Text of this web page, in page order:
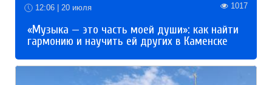
12:06 | 20 июля 1017
«Музыка — это часть моей души»: как найти
гармонию и научить ей других в Каменске